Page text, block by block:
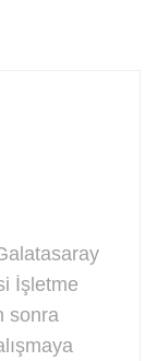
İşletme
sonra